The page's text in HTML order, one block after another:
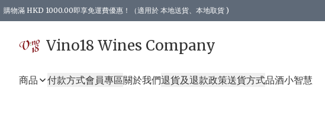
購物滿 HKD 1000.00即享免運費優惠！（適用於 本地送貨、本地取貨 )
Vino18 Wines Company
商品 付款方式會員專區關於我們退貨及退款政策送貨方式品酒小智慧